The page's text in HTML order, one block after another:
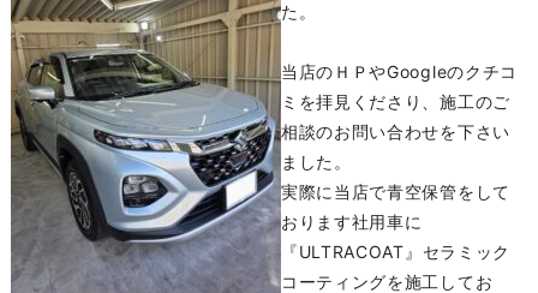
た。
当店のＨＰやGoogleのクチコ
ミを拝見くださり、施工のご
相談のお問い合わせを下さい
ました。
実際に当店で青空保管をして
おります社用車に
『ULTRACOAT』セラミック
コーティングを施工してお